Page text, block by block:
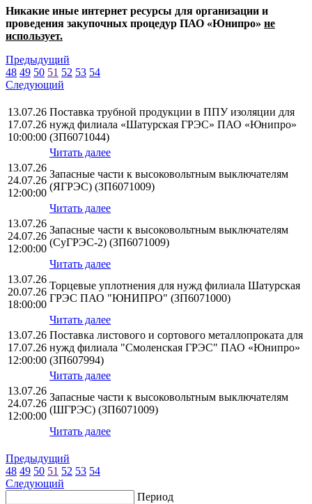
Никакие иные интернет ресурсы для организации и
проведения закупочных процедур ПАО «Юнипро» не
использует.
Предыдущий
48 49 50 51 52 53 54
Следующий
13.07.26
17.07.26
10:00:00
Поставка трубной продукции в ППУ изоляции для
нужд филиала «Шатурская ГРЭС» ПАО «Юнипро»
(ЗП6071044)
Читать далее
13.07.26
24.07.26
12:00:00
Запасные части к высоковольтным выключателям
(ЯГРЭС) (ЗП6071009)
Читать далее
13.07.26
24.07.26
12:00:00
Запасные части к высоковольтным выключателям
(СуГРЭС-2) (ЗП6071009)
Читать далее
13.07.26
20.07.26
18:00:00
Торцевые уплотнения для нужд филиала Шатурская
ГРЭС ПАО "ЮНИПРО" (ЗП6071000)
Читать далее
13.07.26
17.07.26
12:00:00
Поставка листового и сортового металлопроката для
нужд филиала "Смоленская ГРЭС" ПАО «Юнипро»
(ЗП607994)
Читать далее
13.07.26
24.07.26
12:00:00
Запасные части к высоковольтным выключателям
(ШГРЭС) (ЗП6071009)
Читать далее
Предыдущий
48 49 50 51 52 53 54
Следующий
Период